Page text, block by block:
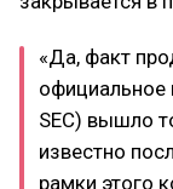
«Да, факт
официальное
SEC) вышло
известно
рамки этого